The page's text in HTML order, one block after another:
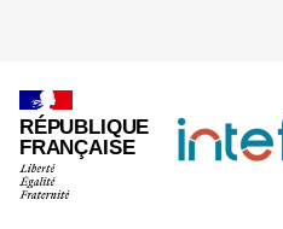
RÉPUBLIQUE
FRANÇAISE